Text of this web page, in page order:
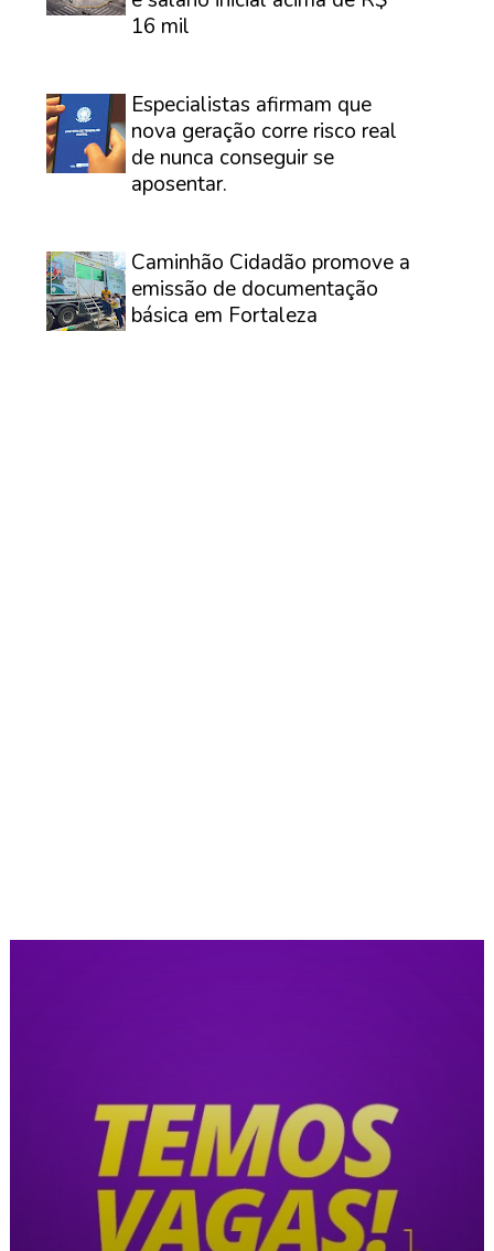
16 mil
Especialistas afirmam que
nova geração corre risco real
de nunca conseguir se
aposentar.
Caminhão Cidadão promove a
emissão de documentação
básica em Fortaleza